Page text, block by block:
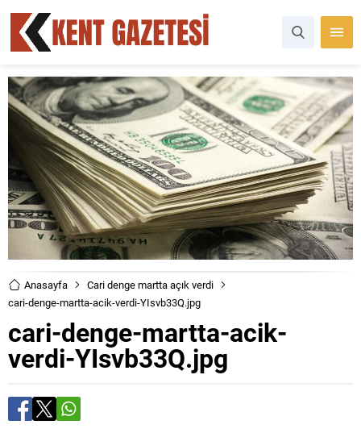
Anasayfa
Cari denge martta açık verdi
cari-denge-martta-acik-verdi-YIsvb33Q.jpg
cari-denge-martta-acik-
verdi-YIsvb33Q.jpg